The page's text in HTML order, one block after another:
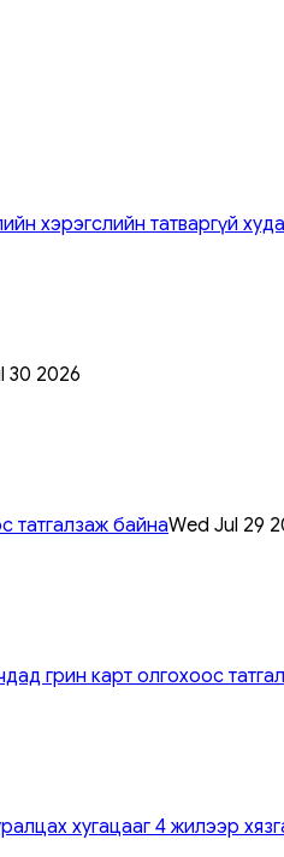
хэрэгслийн татваргүй
30 2026
татгалзаж байнаWed Jul 29
грин карт олгохоос
хугацааг 4 жилээр